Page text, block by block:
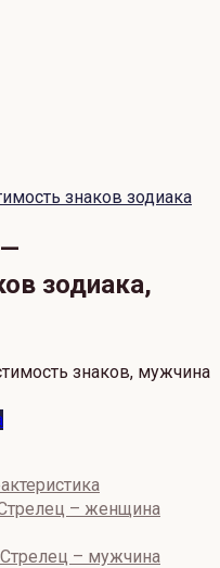
знаков зодиака
зодиака,
– женщина
– мужчина